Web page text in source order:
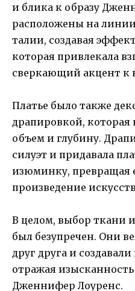
и блика к образу
расположены на
талии, создавая
которая привлекала
сверкающий акцент к
Платье было также
драпировкой, которая
объем и глубину.
силуэт и придавала
изюминку, превращая
произведение
В целом, выбор ткани
был безупречен. Они
друг друга и
отражая
Дженнифер Лоуренс.